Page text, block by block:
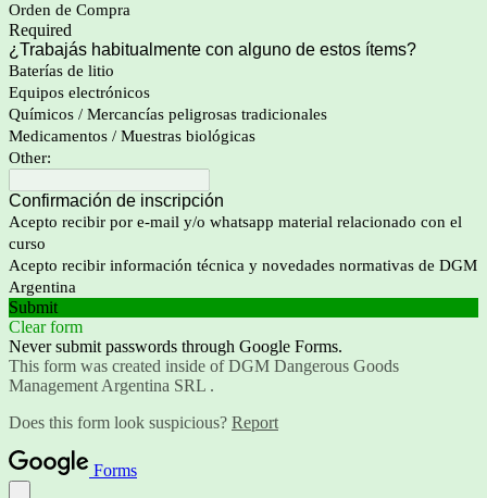
Orden de Compra
Required
¿Trabajás habitualmente con alguno de estos ítems?
Baterías de litio
Equipos electrónicos
Químicos / Mercancías peligrosas tradicionales
Medicamentos / Muestras biológicas
Other:
Confirmación de inscripción
Acepto recibir por e-mail y/o whatsapp material relacionado con el
curso
Acepto recibir información técnica y novedades normativas de DGM
Argentina
Submit
Clear form
Never submit passwords through Google Forms.
This form was created inside of DGM Dangerous Goods
Management Argentina SRL .
Does this form look suspicious? Report
Forms